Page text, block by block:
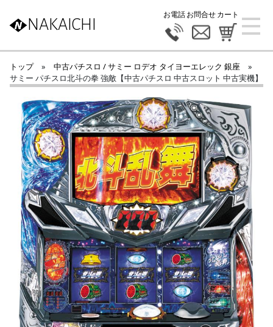
NAKAICHI
お電話お問合せカート
トップ » 中古パチスロ / サミー ロデオ タイヨーエレック 銀座
»
サミー パチスロ北斗の拳 強敵【中古パチスロ 中古スロット 中古実機】